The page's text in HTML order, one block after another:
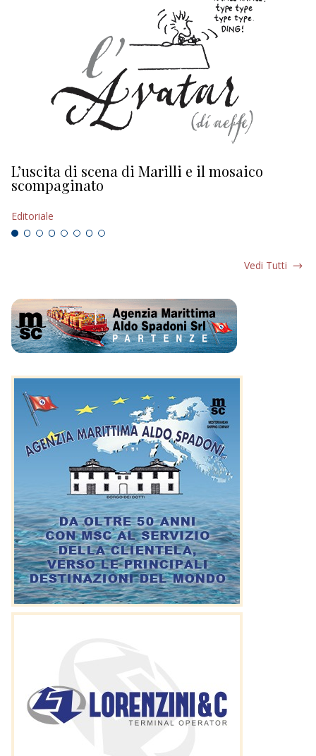
L’uscita di scena di Marilli e il mosaico
scompaginato
Editoriale
Vedi Tutti